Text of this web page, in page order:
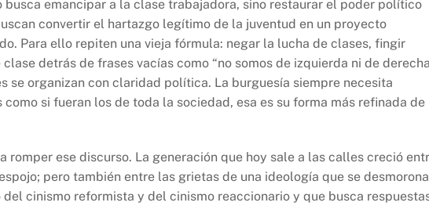
busca emancipar a la clase trabajadora, sino restaurar el poder político
convertir el hartazgo legítimo de la juventud en un proyecto
Para ello repiten una vieja fórmula: negar la lucha de clases, fingir
detrás de frases vacías como “no somos de izquierda ni de
se organizan con claridad política. La burguesía siempre necesita
si fueran los de toda la sociedad, esa es su forma más refinada de
romper ese discurso. La generación que hoy sale a las calles creció
pero también entre las grietas de una ideología que se
del cinismo reformista y del cinismo reaccionario y que busca